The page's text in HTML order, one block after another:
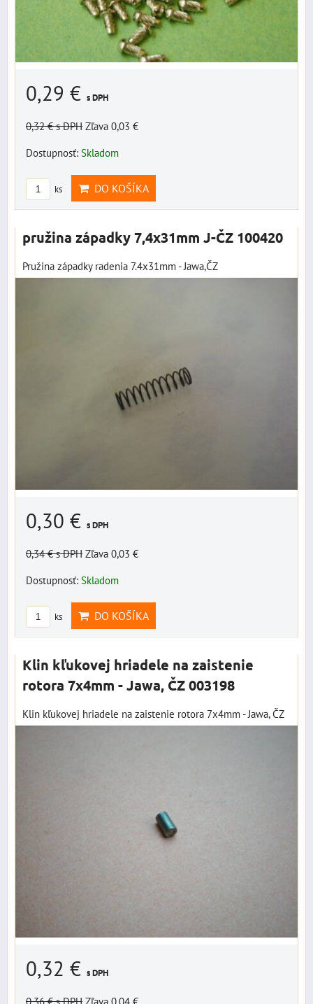
0,29 € s DPH
0,32 €s DPH Zľava 0,03 €
Dostupnosť: Skladom
ks DO KOŠÍKA
pružina západky 7,4x31mm J-ČZ 100420
Pružina západky radenia 7.4x31mm - Jawa,ČZ
0,30 € s DPH
0,34 €s DPH Zľava 0,03 €
Dostupnosť: Skladom
ks DO KOŠÍKA
Klin kľukovej hriadele na zaistenie
rotora 7x4mm - Jawa, ČZ 003198
Klin kľukovej hriadele na zaistenie rotora 7x4mm - Jawa, ČZ
0,32 € s DPH
0,36 €s DPH Zľava 0,04 €